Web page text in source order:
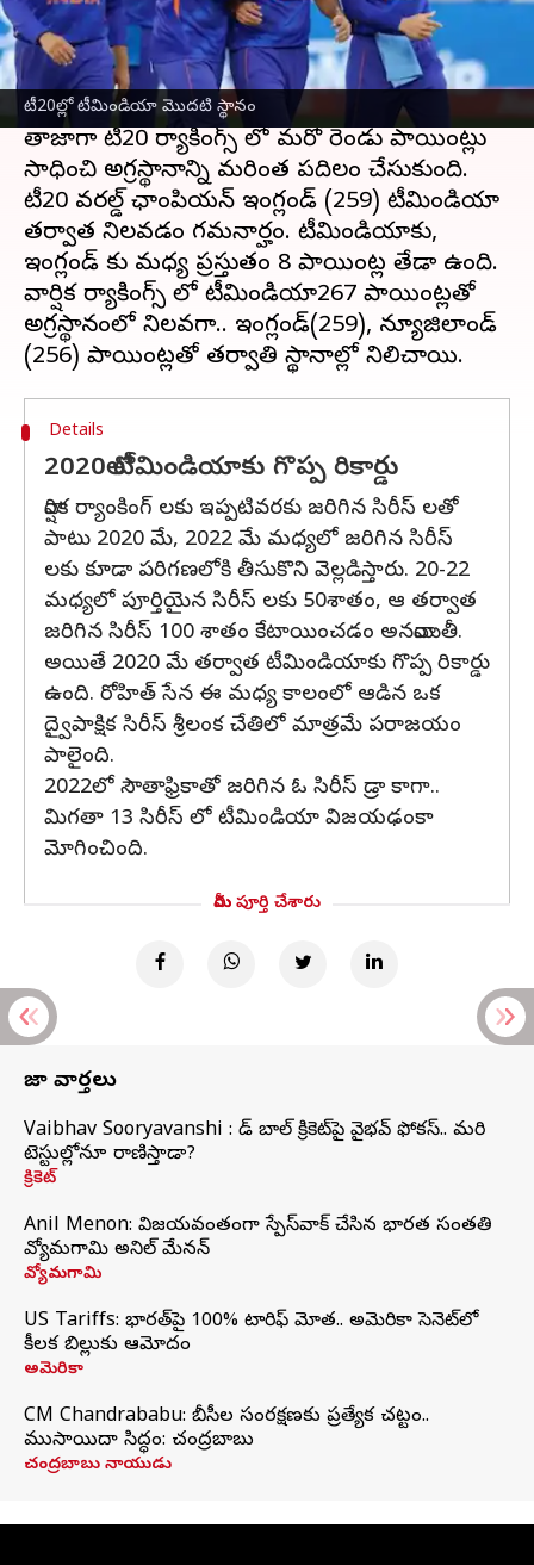
టీ20ల్లో టీమిండియా మొదటి స్థానం
ఐసీసీ నేడు విడుదల చేసినవార్షిక టీమ్ ర్యాంకింగ్స్
టీమిండియా హవా కొనసాగింది. టెస్టులో టీమిండియా,
ఆస్ట్రేలియాను వెనక్కి నెట్టి ఆగ్రస్థానాన్ని కైవసం
చేసుకున్న విషయం తెలిసిందే.
తాజాగా టీ20 ర్యాకింగ్స్ లో మరో రెండు పాయింట్లు
సాధించి అగ్రస్థానాన్ని మరింత పదిలం చేసుకుంది.
టీ20 వరల్డ్ ఛాంపియన్ ఇంగ్లండ్ (259) టీమిండియా
తర్వాత నిలవడం గమనార్హం. టీమిండియాకు,
ఇంగ్లండ్ కు మధ్య ప్రస్తుతం 8 పాయింట్ల తేడా ఉంది.
వార్షిక ర్యాకింగ్స్ లో టీమిండియా267 పాయింట్లతో
అగ్రస్థానంలో నిలవగా.. ఇంగ్లండ్(259), న్యూజిలాండ్
Details
2020లో టీమిండియాకు గొప్ప రికార్డు
వార్షిక ర్యాంకింగ్ లకు ఇప్పటివరకు జరిగిన సిరీస్ లతో
పాటు 2020 మే, 2022 మే మధ్యలో జరిగిన సిరీస్
లకు కూడా పరిగణలోకి తీసుకొని వెల్లడిస్తారు. 20-22
మధ్యలో పూర్తియైన సిరీస్ లకు 50శాతం, ఆ తర్వాత
జరిగిన సిరీస్ 100 శాతం కేటాయించడం అనవాయితీ.
అయితే 2020 మే తర్వాత టీమిండియాకు గొప్ప రికార్డు
ఉంది. రోహిత్ సేన ఈ మధ్య కాలంలో ఆడిన ఒక
ద్వైపాక్షిక సిరీస్ శ్రీలంక చేతిలో మాత్రమే పరాజయం
పాలైంది.
2022లో సౌతాఫ్రికాతో జరిగిన ఓ సిరీస్ డ్రా కాగా..
మిగతా 13 సిరీస్ లో టీమిండియా విజయఢంకా
మోగించింది.
మీరు పూర్తి చేశారు
తాజా వార్తలు
Vaibhav Sooryavanshi : రెడ్ బాల్ క్రికెట్‌పై వైభవ్ ఫోకస్.. మరి
టెస్టుల్లోనూ రాణిస్తాడా?
క్రికెట్
Anil Menon: విజయవంతంగా స్పేస్‌వాక్‌ చేసిన భారత సంతతి
వ్యోమగామి అనిల్‌ మేనన్
వ్యోమగామి
US Tariffs: భారత్‌పై 100% టారిఫ్‌ మోత.. అమెరికా సెనెట్‌లో
కీలక బిల్లుకు ఆమోదం
అమెరికా
CM Chandrababu: బీసీల సంరక్షణకు ప్రత్యేక చట్టం..
ముసాయిదా సిద్ధం: చంద్రబాబు
చంద్రబాబు నాయుడు